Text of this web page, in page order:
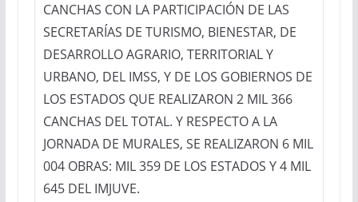
CANCHAS CON LA PARTICIPACIÓN DE LAS
SECRETARÍAS DE TURISMO, BIENESTAR, DE
DESARROLLO AGRARIO, TERRITORIAL Y
URBANO, DEL IMSS, Y DE LOS GOBIERNOS DE
LOS ESTADOS QUE REALIZARON 2 MIL 366
CANCHAS DEL TOTAL. Y RESPECTO A LA
JORNADA DE MURALES, SE REALIZARON 6 MIL
004 OBRAS: MIL 359 DE LOS ESTADOS Y 4 MIL
645 DEL IMJUVE.